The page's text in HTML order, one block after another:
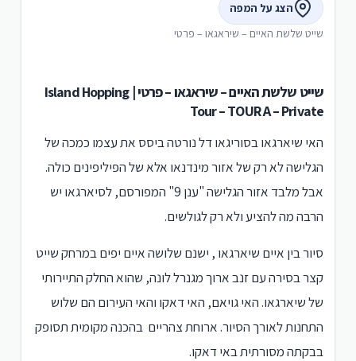
הצג על המפה
שייט שלשת האיים – שיראגאו – פרטי
שייט שלשת האיים – שיראגאו – פרטי | Island Hopping
Tour – TOUR A – Private
האי שיארגאו בסוריגאו דל נורטה ביסס את עצמו כמכה של
הגלישה לא רק של אזור מינדנאו אלא של הפיליפינים כולה.
אבל מלבד אזור הגלישה "ענן 9" המפורסם, לסיארגאו יש
הרבה מה להציע ולא רק לגולשים.
סיור בין איים שיארגאו , ישנם שלושה איים יפים במרחק שייט
קצר בסירה עם זנב ארוך מגנרל לונה, שהוא החלק התיירותי
של שיארגאו. האי גויאם, האי דאקו והאי העירום הם שלוש
התחנות לאורך הסיור. ארוחת צהריים בהכנה מקומית תסופק
בבקתה מסורתית באי דאקו.